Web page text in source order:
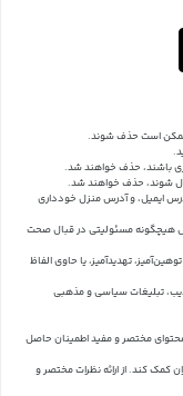
ممکن است حذف شوند.
باشند، حذف خواهند شد.
شوند، حذف خواهند شد.
ایمیل، و آدرس منزل خودداری
هیچگونه مسئولیتی در قبال صحت
تهدیدآمیز، یا حاوی الفاظ
تبلیغات سیاسی و مذهبی
500 کاراکتر باشند تا از محتوای مختصر و مفید اطمینان حاصل
کمک کند.از ارائه نظرات مختصر و